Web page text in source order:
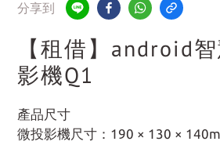
分享到
【租借】android
影機Q1
產品尺寸
微投影機尺寸：190 × 130 ×